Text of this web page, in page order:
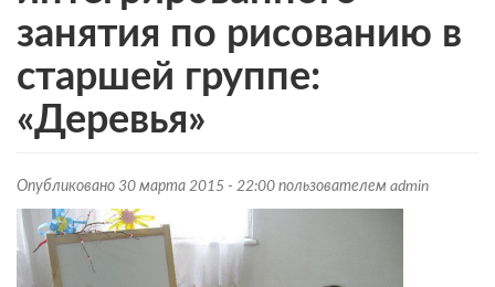
занятия по рисованию в
старшей группе:
«Деревья»
Опубликовано 30 марта 2015 - 22:00 пользователем admin